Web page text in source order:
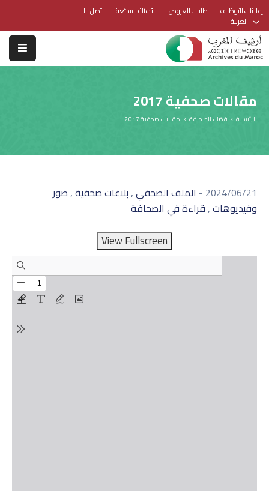
إعلانات التوظيف طلبات العروض الأسئلة الشائعة اتصل بنا
العربية
مقالات صحفية 2017
الرئيسية فضاء الصحافة مقالات صحفية 2017
2024/06/21
- الملف الصحفي,بلاغات صحفية,صور
وفيديوهات,قراءة في الصحافة
View Fullscreen